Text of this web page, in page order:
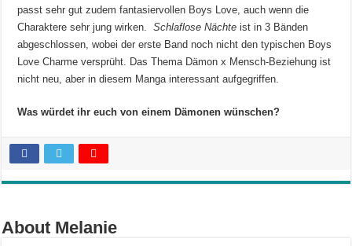
passt sehr gut zudem fantasiervollen Boys Love, auch wenn die
Charaktere sehr jung wirken.Schlaflose Nächte ist in 3 Bänden
abgeschlossen, wobei der erste Band noch nicht den typischen Boys
Love Charme versprüht. Das Thema Dämon x Mensch-Beziehung ist
nicht neu, aber in diesem Manga interessant aufgegriffen.
Was würdet ihr euch von einem Dämonen wünschen?
About Melanie